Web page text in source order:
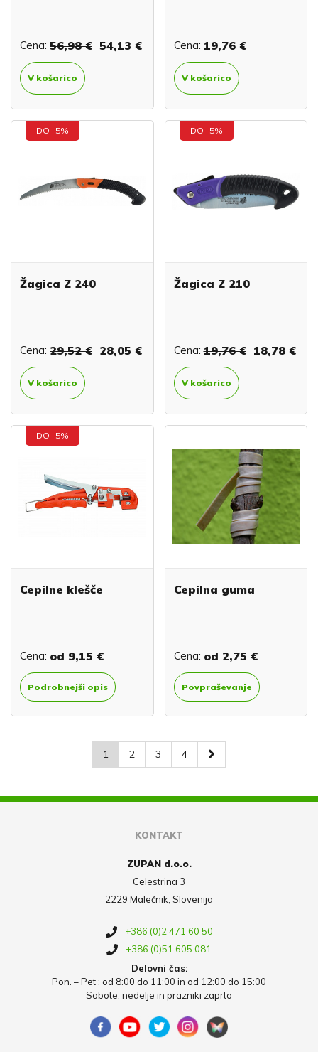
Cena: 56,98 € 54,13 €
V košarico
Cena: 19,76 €
V košarico
DO -5%
Žagica Z 240
Cena: 29,52 € 28,05 €
V košarico
DO -5%
Žagica Z 210
Cena: 19,76 € 18,78 €
V košarico
DO -5%
Cepilne klešče
Cena: od 9,15 €
Podrobnejši opis
Cepilna guma
Cena: od 2,75 €
Povpraševanje
1 2 3 4
KONTAKT
ZUPAN d.o.o.
Celestrina 3
2229 Malečnik, Slovenija
+386 (0)2 471 60 50
+386 (0)51 605 081
Delovni čas:
Pon. – Pet : od 8:00 do 11:00 in od 12:00 do 15:00
Sobote, nedelje in prazniki zaprto